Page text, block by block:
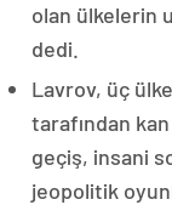
olan ülkelerin
dedi.
Lavrov, üç
tarafından
geçiş, insani
jeopolitik